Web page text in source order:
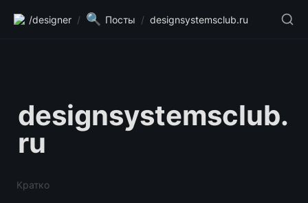
/designer / 🔍 Посты / designsystemsclub.ru
designsystemsclub.
ru
Кратко